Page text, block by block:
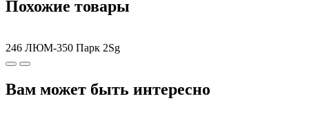
Похожие товары
246 ЛЮМ-350 Парк 2Sg
Вам может быть интересно